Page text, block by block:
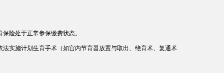
险处于正常参保缴费状态。
实施计划生育手术（如宫内节育器放置与取出、绝育术、复通术